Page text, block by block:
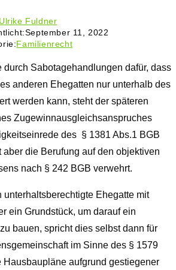
Ulrike Fuldner
September 11, 2022
Familienrecht
durch Sabotagehandlungen dafür, dass
anderen Ehegatten nur unterhalb des
werden kann, steht der späteren
Zugewinnausgleichsanspruches
des § 1381 Abs.1 BGB
aber die Berufung auf den objektiven
nach § 242 BGB verwehrt.
unterhaltsberechtigte Ehegatte mit
ein Grundstück, um darauf ein
bauen, spricht dies selbst dann für
im Sinne des § 1579
Hausbaupläne aufgrund gestiegener